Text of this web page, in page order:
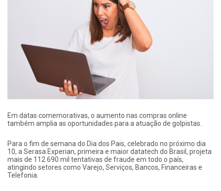
Em datas comemorativas, o aumento nas compras online
também amplia as oportunidades para a atuação de golpistas.
Para o fim de semana do Dia dos Pais, celebrado no próximo dia
10, a Serasa Experian, primeira e maior datatech do Brasil, projeta
mais de 112.690 mil tentativas de fraude em todo o país,
atingindo setores como Varejo, Serviços, Bancos, Financeiras e
Telefonia.